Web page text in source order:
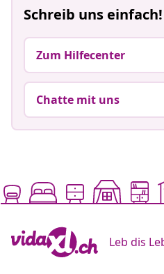
Schreib uns einfach!
Zum Hilfecenter
Chatte mit uns
Leb dis